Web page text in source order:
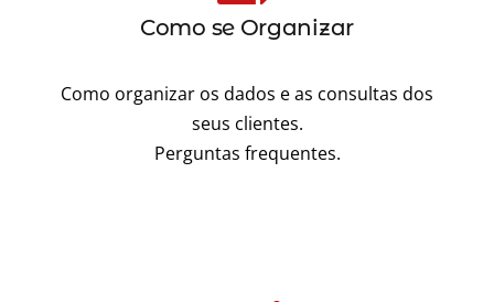
Como se Organizar
Como organizar os dados e as consultas dos
seus clientes.
Perguntas frequentes.